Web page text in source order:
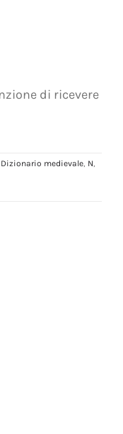
di ricevere
Dizionario medievale, N